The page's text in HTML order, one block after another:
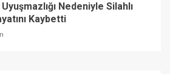
Nedeniyle Silahlı
Kaybetti